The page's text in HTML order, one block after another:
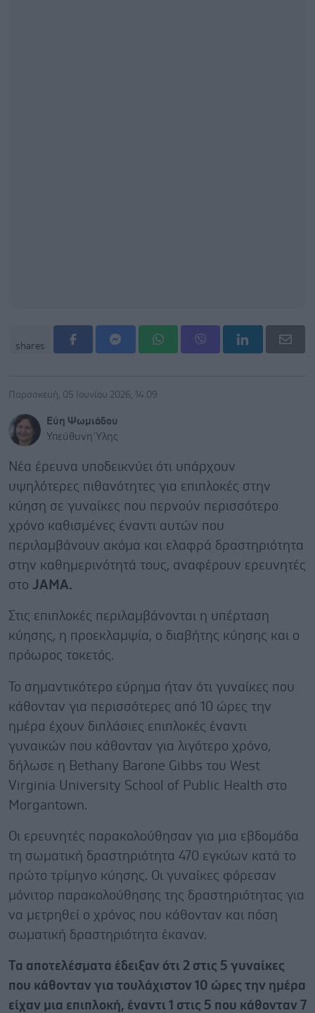
shares
Παρασκευή, 05 Ιουνίου 2026, 14:09
Εύη Ψωμιάδου
Υπεύθυνη Ύλης
Νέα έρευνα υποδεικνύει ότι υπάρχουν
υψηλότερες πιθανότητες για επιπλοκές στην
κύηση σε γυναίκες που περνούν περισσότερο
χρόνο καθισμένες έναντι αυτών που
περιλαμβάνουν ακόμα και ελαφρά δραστηριότητα
στην καθημερινότητά τους, αναφέρουν ερευνητές
στο JAMA.
Στις επιπλοκές περιλαμβάνονται η υπέρταση
κύησης, η προεκλαμψία, ο διαβήτης κύησης και ο
πρόωρος τοκετός.
Το σημαντικότερο εύρημα ήταν ότι γυναίκες που
κάθονταν για περισσότερες από 10 ώρες την
ημέρα έχουν διπλάσιες επιπλοκές έναντι
γυναικών που κάθονταν για λιγότερο χρόνο,
δήλωσε η Bethany Barone Gibbs του West
Virginia University School of Public Health στο
Morgantown.
Οι ερευνητές παρακολούθησαν για μια εβδομάδα
τη σωματική δραστηριότητα 470 εγκύων κατά το
πρώτο τρίμηνο κύησης. Οι γυναίκες φόρεσαν
μόνιτορ παρακολούθησης της δραστηριότητας για
να μετρηθεί ο χρόνος που κάθονταν και πόση
σωματική δραστηριότητα έκαναν.
Τα αποτελέσματα έδειξαν ότι 2 στις 5 γυναίκες
που κάθονταν για τουλάχιστον 10 ώρες την ημέρα
είχαν μια επιπλοκή, έναντι 1 στις 5 που κάθονταν 7